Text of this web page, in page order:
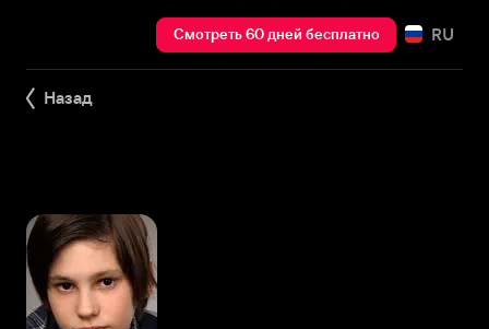
Смотреть 60 дней бесплатно RU
Назад